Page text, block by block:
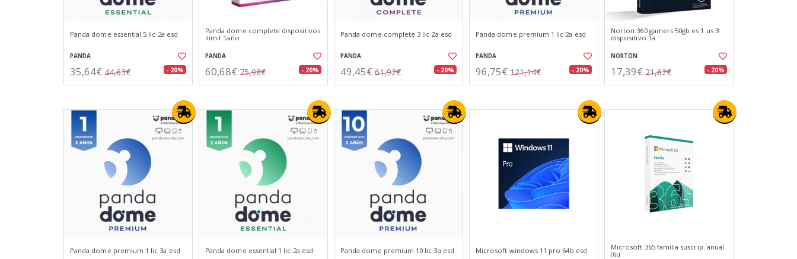
Panda dome essential 5 lic 2a esd
PANDA
35,64€ 44,63€ - 20%
Panda dome complete dispositivos
ilimit 1año
PANDA
60,68€ 75,98€ - 20%
Panda dome complete 3 lic 2a esd
PANDA
49,45€ 61,92€ - 20%
Panda dome premium 1 lic 2a esd
PANDA
96,75€ 121,14€ - 20%
Norton 360 gamers 50gb es 1 us 3
dispositivo 1a
NORTON
17,39€ 21,62€ - 20%
Panda dome premium 1 lic 3a esd Panda dome essential 1 lic 2a esd Panda dome premium 10 lic 3a esd Microsoft windows 11 pro 64b esd
Microsoft 365 familia suscrip. anual
(6u